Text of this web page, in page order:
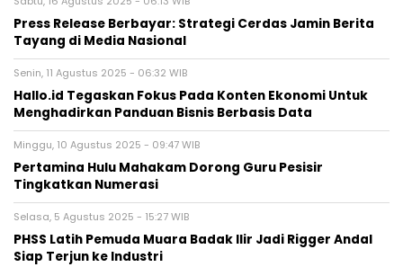
Press Release Berbayar: Strategi Cerdas Jamin Berita
Tayang di Media Nasional
Senin, 11 Agustus 2025 - 06:32 WIB
Hallo.id Tegaskan Fokus Pada Konten Ekonomi Untuk
Menghadirkan Panduan Bisnis Berbasis Data
Minggu, 10 Agustus 2025 - 09:47 WIB
Pertamina Hulu Mahakam Dorong Guru Pesisir
Tingkatkan Numerasi
Selasa, 5 Agustus 2025 - 15:27 WIB
PHSS Latih Pemuda Muara Badak Ilir Jadi Rigger Andal
Siap Terjun ke Industri